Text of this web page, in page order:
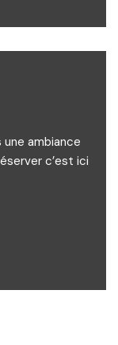
ambiance
c’est ici